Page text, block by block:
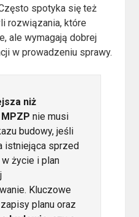
spotyka się też
rozwiązania, które
ale wymagają dobrej
w prowadzeniu sprawy.
niż
nie musi
budowy, jeśli
istniejąca sprzed
życie i plan
Kluczowe
planu oraz